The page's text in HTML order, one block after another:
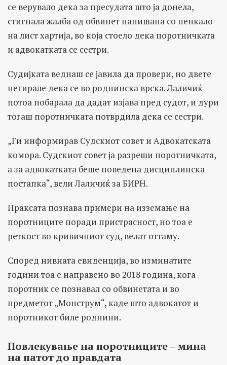
се верувало дека за пресудата што ја донела,
стигнала жалба од обвинет напишана со пенкало
на лист хартија, во која стоело дека поротничката
и адвокатката се сестри.
Судијката веднаш се јавила да провери, но двете
негирале дека се во роднинска врска. Лаличиќ
потоа побарала да дадат изјава пред судот, и дури
тогаш поротничката потврдила дека се сестри.
„Ги информирав Судскиот совет и Адвокатската
комора. Судскиот совет ја разреши поротничката,
а за адвокатката беше поведена дисциплинска
постапка“, вели Лаличиќ за БИРН.
Праксата познава примери на изземање на
поротниците поради пристрасност, но тоа е
реткост во кривичниот суд, велат оттаму.
Според нивната евиденција, во изминатите
години тоа е направено во 2018 година, кога
поротник се познавал со обвинетата и во
предметот „Монструм“, каде што адвокатот и
поротникот биле роднини.
Повлекување на поротниците – мина
на патот до правдата